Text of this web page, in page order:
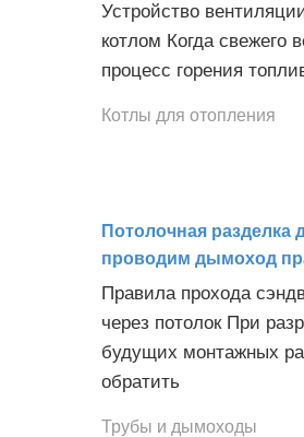
Устройство
котлом Когда свежего
процесс горения
Котлы для отопления
Потолочная разделка
проводим дымоход
Правила прохода
через потолок При
будущих монтажных
обратить
Трубы и дымоходы